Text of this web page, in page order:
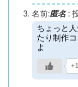
名前:匿名:
ちょっと
たり制作
よ
+1